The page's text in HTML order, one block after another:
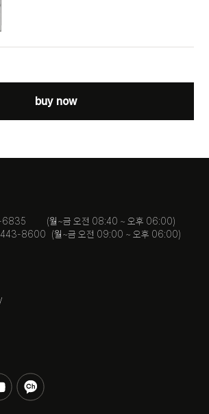
buy now
6835 (월~금 오전 08:40 ~ 오후 06:00)
8600 (월~금 오전 09:00 ~ 오후 06:00)